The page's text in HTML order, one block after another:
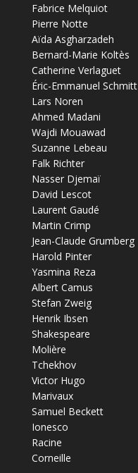
Fabrice Melquiot
Pierre Notte
Aïda Asgharzadeh
Bernard-Marie Koltès
Catherine Verlaguet
Éric-Emmanuel Schmitt
Lars Noren
Ahmed Madani
Wajdi Mouawad
Suzanne Lebeau
Falk Richter
Nasser Djemaï
David Lescot
Laurent Gaudé
Martin Crimp
Jean-Claude Grumberg
Harold Pinter
Yasmina Reza
Albert Camus
Stefan Zweig
Henrik Ibsen
Shakespeare
Molière
Tchekhov
Victor Hugo
Marivaux
Samuel Beckett
Ionesco
Racine
Corneille